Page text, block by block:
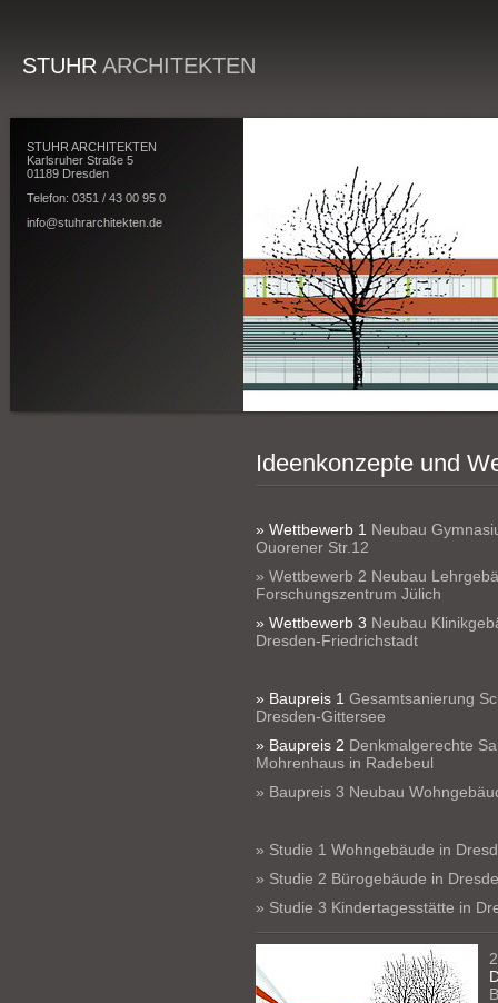
STUHR ARCHITEKTEN
STUHR ARCHITEKTEN
Karlsruher Straße 5
01189 Dresden
Telefon: 0351 / 43 00 95 0
info@stuhrarchitekten.de
Ideenkonzepte und
» Wettbewerb 1 Neubau
Ouorener Str.12
» Wettbewerb 2 Neubau
Forschungszentrum Jülich
» Wettbewerb 3 Neubau
Dresden-Friedrichstadt
» Baupreis 1 Gesamtsanierung
Dresden-Gittersee
» Baupreis 2 Denkmalgerechte
Mohrenhaus in Radebeul
» Baupreis 3 Neubau
» Studie 1 Wohngebäude in
» Studie 2 Bürogebäude in
» Studie 3 Kindertagesstätte in